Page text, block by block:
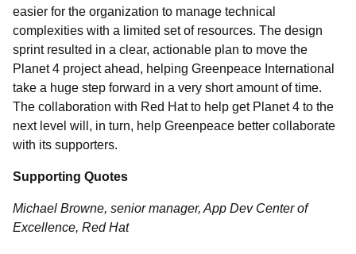
easier for the organization to manage technical
complexities with a limited set of resources. The design
sprint resulted in a clear, actionable plan to move the
Planet 4 project ahead, helping Greenpeace International
take a huge step forward in a very short amount of time.
The collaboration with Red Hat to help get Planet 4 to the
next level will, in turn, help Greenpeace better collaborate
with its supporters.
Supporting Quotes
Michael Browne, senior manager, App Dev Center of
Excellence, Red Hat